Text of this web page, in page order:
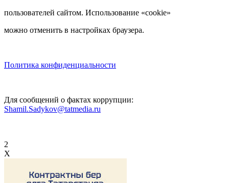
пользователей сайтом. Использование «cookie»
можно отменить в настройках браузера.
Политика конфиденциальности
Для сообщений о фактах коррупции:
Shamil.Sadykov@tatmedia.ru
2
X